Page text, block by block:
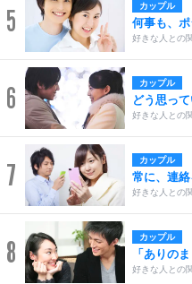
5 カップル
何事も、ポ
好きな人との
6 カップル
どう思っ
好きな人との
7 カップル
常に、連絡
好きな人との
8 カップル
「ありの
好きな人との